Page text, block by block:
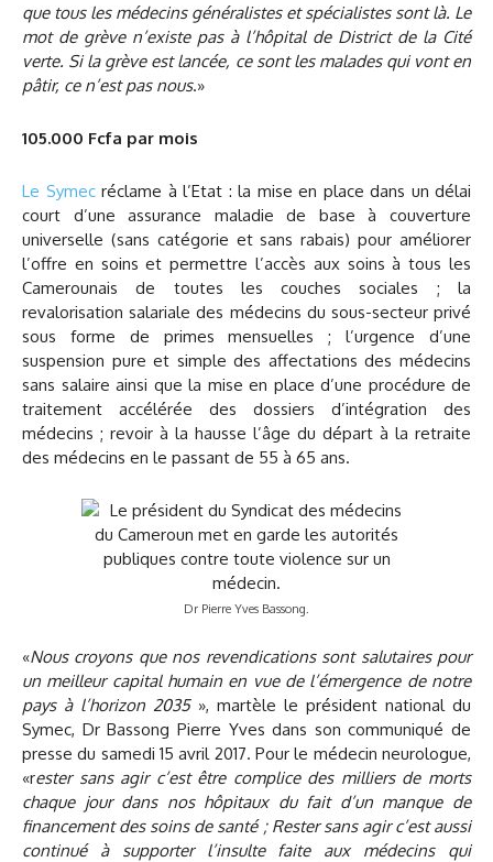
que tous les médecins généralistes et spécialistes sont là. Le
mot de grève n’existe pas à l’hôpital de District de la Cité
verte. Si la grève est lancée, ce sont les malades qui vont en
pâtir, ce n’est pas nous.»
105.000 Fcfa par mois
Le Symecréclame à l’Etat : la mise en place dans un délai
court d’une assurance maladie de base à couverture
universelle (sans catégorie et sans rabais) pour améliorer
l’offre en soins et permettre l’accès aux soins à tous les
Camerounais de toutes les couches sociales ; la
revalorisation salariale des médecins du sous-secteur privé
sous forme de primes mensuelles ; l’urgence d’une
suspension pure et simple des affectations des médecins
sans salaire ainsi que la mise en place d’une procédure de
traitement accélérée des dossiers d’intégration des
médecins ; revoir à la hausse l’âge du départ à la retraite
des médecins en le passant de 55 à 65 ans.
Dr Pierre Yves Bassong.
«Nous croyons que nos revendications sont salutaires pour
un meilleur capital humain en vue de l’émergence de notre
pays à l’horizon 2035», martèle le président national du
Symec, Dr Bassong Pierre Yves dans son communiqué de
presse du samedi 15 avril 2017. Pour le médecin neurologue,
«rester sans agir c’est être complice des milliers de morts
chaque jour dans nos hôpitaux du fait d’un manque de
financement des soins de santé ; Rester sans agir c’est aussi
continué à supporter l’insulte faite aux médecins qui